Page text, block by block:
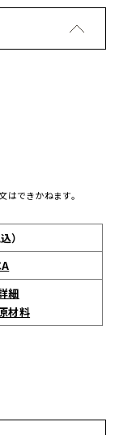
できかねます。
）
細
材料